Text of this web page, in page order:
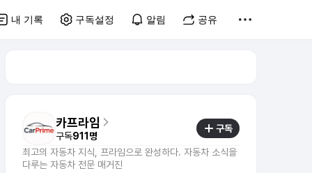
내 기록 구독설정 알림 공유
카프라임
구독911명
구독
최고의 자동차 지식, 프라임으로 완성하다. 자동차 소식을
다루는 자동차 전문 매거진